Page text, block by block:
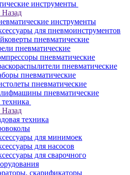
инструменты
Назад
инструменты
для пневмоинструментов
пневматические
пневматические
пневматические
пневматические
пневматические
пневматические
пневматические
Назад
техника
для минимоек
для насосов
для сварочного
скарификаторы